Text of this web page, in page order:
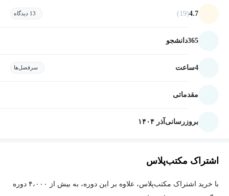
4.7
(19) 13 دیدگاه
365دانشجو
4ساعت سرفصل‌ها
مقدماتی
بروزرسانی آذر ۱۴۰۴
اشتراک مکتب‌پلاس
با خرید اشتراک مکتب‌پلاس، علاوه بر این دوره، به بیش از ۴،۰۰۰ دوره